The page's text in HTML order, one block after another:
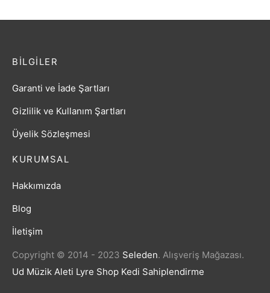
Copyright © 2014 - 2023 Seleden. Alışveriş Mağazası.
Ud Müzik Aleti Lyre Shop Kedi Sahiplendirme
KURUMSAL
Hakkımızda
Blog
İletişim
BILGILER
Garanti ve İade Şartları
Gizlilik ve Kullanım Şartları
Üyelik Sözleşmesi